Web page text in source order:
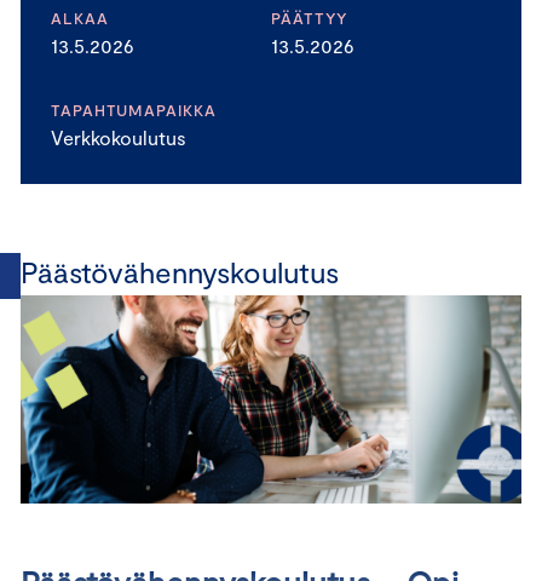
ALKAA
13.5.2026
PÄÄTTYY
13.5.2026
TAPAHTUMAPAIKKA
Verkkokoulutus
Päästövähennyskoulutus